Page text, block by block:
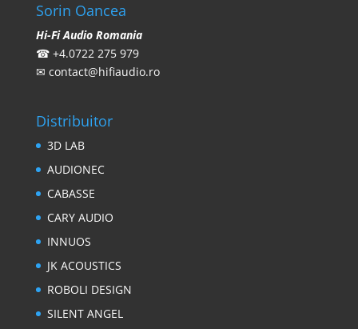
Sorin Oancea
Hi-Fi Audio Romania
☎ +4.0722 275 979
✉ contact@hifiaudio.ro
Distribuitor
3D LAB
AUDIONEC
CABASSE
CARY AUDIO
INNUOS
JK ACOUSTICS
ROBOLI DESIGN
SILENT ANGEL